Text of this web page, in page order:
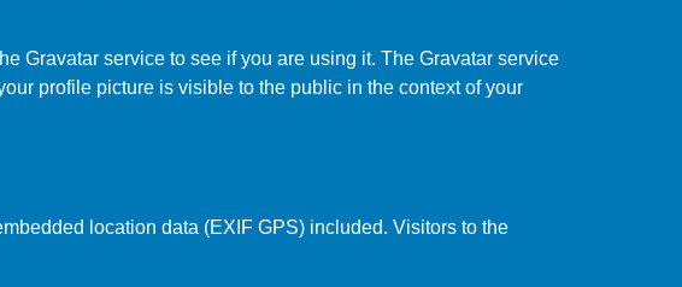
Gravatar service to see if you are using it. The Gravatar service
profile picture is visible to the public in the context of your
location data (EXIF GPS) included. Visitors to the